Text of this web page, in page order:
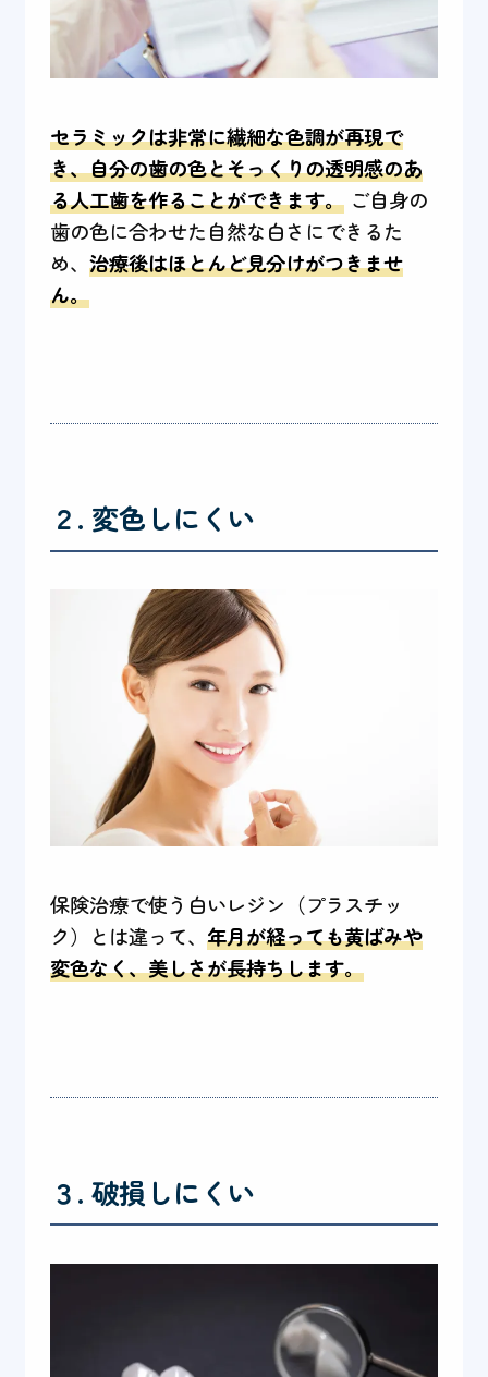
セラミックは非常に繊細な色調が再現で
き、自分の歯の色とそっくりの透明感のあ
る人工歯を作ることができます。ご自身の
歯の色に合わせた自然な白さにできるた
め、 治療後はほとんど見分けがつきませ
ん。
２. 変色しにくい
保険治療で使う白いレジン（プラスチッ
ク）とは違って、 年月が経っても黄ばみや
変色なく、美しさが長持ちします。
３. 破損しにくい